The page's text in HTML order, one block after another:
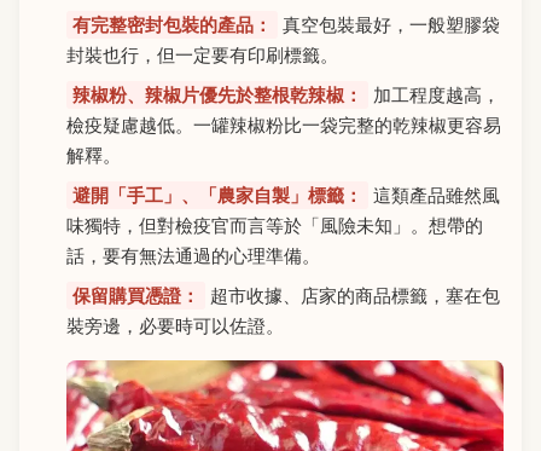
有完整密封包裝的產品：
真空包裝最好，一般塑膠袋
封裝也行，但一定要有印刷標籤。
辣椒粉、辣椒片優先於整根乾辣椒：
加工程度越高，
檢疫疑慮越低。一罐辣椒粉比一袋完整的乾辣椒更容易
解釋。
避開「手工」、「農家自製」標籤：
這類產品雖然風
味獨特，但對檢疫官而言等於「風險未知」。想帶的
話，要有無法通過的心理準備。
保留購買憑證：
超市收據、店家的商品標籤，塞在包
裝旁邊，必要時可以佐證。